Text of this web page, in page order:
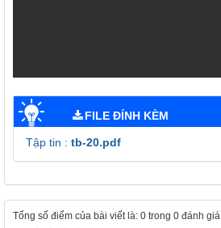
FILE ĐÍNH KÈM
Tập tin : tb-20.pdf
Tổng số điểm của bài viết là: 0 trong 0 đánh giá